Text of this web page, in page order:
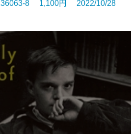
8 1,100円 2022/10/28